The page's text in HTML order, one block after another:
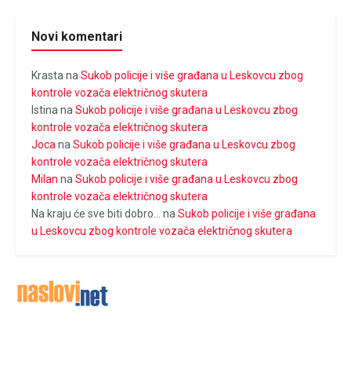
Novi komentari
KrastanaSukob policije i više građana u Leskovcu zbog
kontrole vozača električnog skutera
IstinanaSukob policije i više građana u Leskovcu zbog
kontrole vozača električnog skutera
JocanaSukob policije i više građana u Leskovcu zbog
kontrole vozača električnog skutera
Milan naSukob policije i više građana u Leskovcu zbog
kontrole vozača električnog skutera
Na kraju će sve biti dobro... naSukob policije i više građana
u Leskovcu zbog kontrole vozača električnog skutera